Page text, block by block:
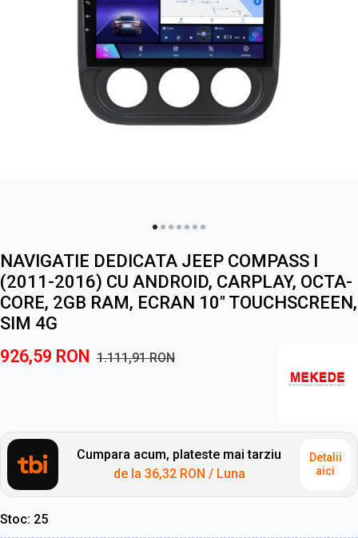
NAVIGATIE DEDICATA JEEP COMPASS I
(2011-2016) CU ANDROID, CARPLAY, OCTA-
CORE, 2GB RAM, ECRAN 10" TOUCHSCREEN,
SIM 4G
926,59 RON 1.111,91RON
Cumpara acum, plateste mai tarziu
de la 36,32 RON / Luna
Detalii
aici
Stoc 25